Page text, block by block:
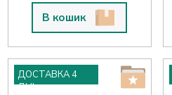
В кошик
ДОСТАВКА 4
ДНІ